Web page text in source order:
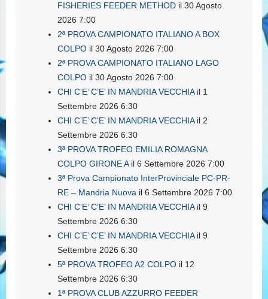
FISHERIES FEEDER METHOD il 30 Agosto
2026 7:00
2ª PROVA CAMPIONATO ITALIANO A BOX
COLPO il 30 Agosto 2026 7:00
2ª PROVA CAMPIONATO ITALIANO LAGO
COLPO il 30 Agosto 2026 7:00
CHI C’E’ C’E’ IN MANDRIA VECCHIAil 1
Settembre 2026 6:30
CHI C’E’ C’E’ IN MANDRIA VECCHIAil 2
Settembre 2026 6:30
3ª PROVA TROFEO EMILIA ROMAGNA
COLPO GIRONE Ail 6 Settembre 2026 7:00
3ª Prova Campionato InterProvinciale PC-PR-
RE – Mandria Nuova il 6 Settembre 2026 7:00
CHI C’E’ C’E’ IN MANDRIA VECCHIAil 9
Settembre 2026 6:30
CHI C’E’ C’E’ IN MANDRIA VECCHIAil 9
Settembre 2026 6:30
5ª PROVA TROFEO A2 COLPO il 12
Settembre 2026 6:30
1ª PROVA CLUB AZZURRO FEEDER